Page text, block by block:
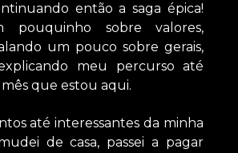
então a saga épica!
sobre valores,
um pouco sobre gerais,
meu percurso até
que estou aqui.
até interessantes da minha
de casa, passei a pagar